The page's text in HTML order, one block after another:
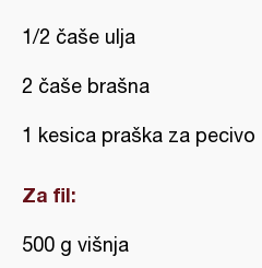
1/2 čaše ulja
2 čaše brašna
1 kesica praška za pecivo
Za fil:
500 g višnja